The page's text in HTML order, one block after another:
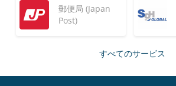
郵便局 (Japan
Post)
すべてのサービス